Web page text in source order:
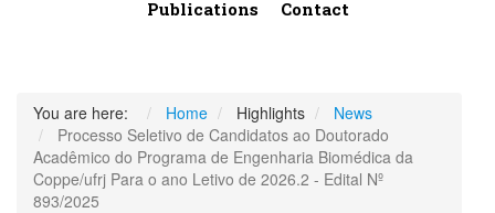
Publications Contact
You are here: Home Highlights
News
Processo Seletivo de Candidatos ao Doutorado
Acadêmico do Programa de Engenharia Biomédica da
Coppe/ufrj Para o ano Letivo de 2026.2 - Edital Nº
893/2025